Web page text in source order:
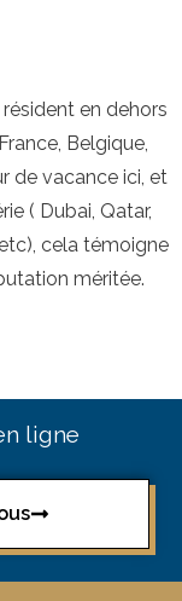
en dehors
Belgique,
de vacance ici, et
( Dubai, Qatar,
cela témoigne
méritée.
ligne